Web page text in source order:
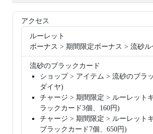
アクセス
ルーレット
ボーナス > 期間限定ボーナス > 流砂ル
流砂のブラックカード
ショップ > アイテム > 流砂のブラ
ダイヤ)
チャージ > 期間限定 > ルーレット
ラックカード3個、160円)
チャージ > 期間限定 > ルーレット
ブラックカード7個、650円)